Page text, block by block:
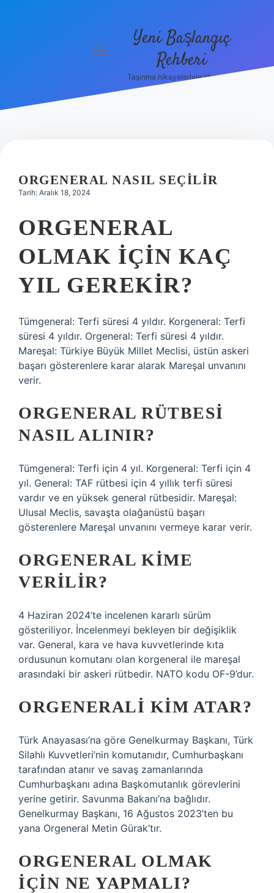
Politikası
menüyü
Yeni Başlangıç
Rehberi
Taşınma hikayeleriyle ilham bul!
ORGENERAL NASIL SEÇILIR
Tarih: Aralık 18, 2024
ORGENERAL
OLMAK IÇIN KAÇ
YIL GEREKIR?
Tümgeneral: Terfi süresi 4 yıldır. Korgeneral: Terfi
süresi 4 yıldır. Orgeneral: Terfi süresi 4 yıldır.
Mareşal: Türkiye Büyük Millet Meclisi, üstün askeri
başarı gösterenlere karar alarak Mareşal unvanını
verir.
ORGENERAL RÜTBESI
NASIL ALINIR?
Tümgeneral: Terfi için 4 yıl. Korgeneral: Terfi için 4
yıl. General: TAF rütbesi için 4 yıllık terfi süresi
vardır ve en yüksek general rütbesidir. Mareşal:
Ulusal Meclis, savaşta olağanüstü başarı
gösterenlere Mareşal unvanını vermeye karar verir.
ORGENERAL KIME
VERILIR?
4 Haziran 2024’te incelenen kararlı sürüm
gösteriliyor. İncelenmeyi bekleyen bir değişiklik
var. General, kara ve hava kuvvetlerinde kıta
ordusunun komutanı olan korgeneral ile mareşal
arasındaki bir askeri rütbedir. NATO kodu OF-9’dur.
ORGENERALI KIM ATAR?
Türk Anayasası’na göre Genelkurmay Başkanı, Türk
Silahlı Kuvvetleri’nin komutanıdır, Cumhurbaşkanı
tarafından atanır ve savaş zamanlarında
Cumhurbaşkanı adına Başkomutanlık görevlerini
yerine getirir. Savunma Bakanı’na bağlıdır.
Genelkurmay Başkanı, 16 Ağustos 2023’ten bu
yana Orgeneral Metin Gürak’tır.
ORGENERAL OLMAK
IÇIN NE YAPMALI?